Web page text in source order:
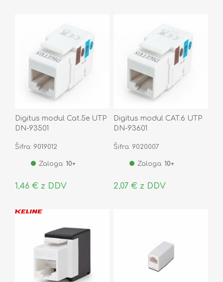
Digitus modul Cat.5e UTP
DN-93501
Šifra: 9019012
Zaloga: 10+
1,46 € z DDV
Digitus modul CAT.6 UTP
DN-93601
Šifra: 9020007
Zaloga: 10+
2,07 € z DDV